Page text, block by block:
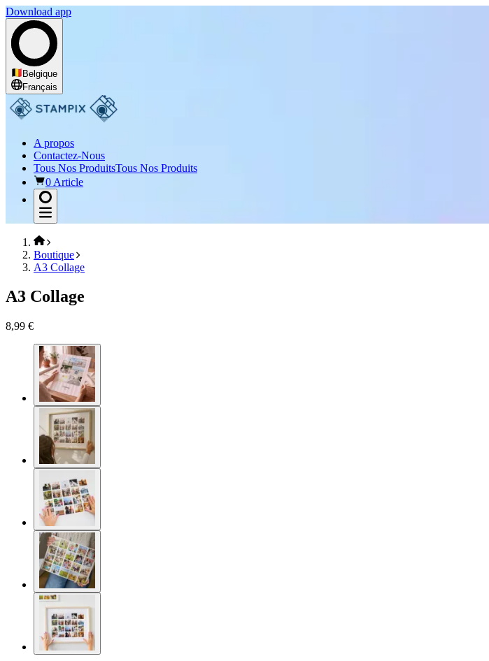
Download app
Belgique
Français
A propos
Contactez-Nous
Tous Nos ProduitsTous Nos Produits
0 Article
Boutique
A3 Collage
A3 Collage
8,99 €